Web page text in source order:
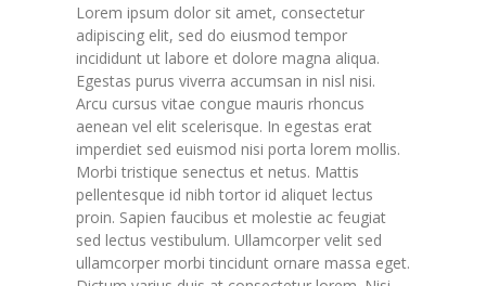
Lorem ipsum dolor sit amet, consectetur
adipiscing elit, sed do eiusmod tempor
incididunt ut labore et dolore magna aliqua.
Egestas purus viverra accumsan in nisl nisi.
Arcu cursus vitae congue mauris rhoncus
aenean vel elit scelerisque. In egestas erat
imperdiet sed euismod nisi porta lorem mollis.
Morbi tristique senectus et netus. Mattis
pellentesque id nibh tortor id aliquet lectus
proin. Sapien faucibus et molestie ac feugiat
sed lectus vestibulum. Ullamcorper velit sed
ullamcorper morbi tincidunt ornare massa eget.